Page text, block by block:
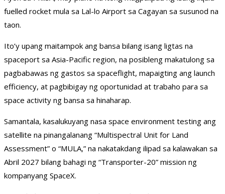
fuelled rocket mula sa Lal-lo Airport sa Cagayan sa susunod na
taon.
Ito’y upang maitampok ang bansa bilang isang ligtas na
spaceport sa Asia-Pacific region, na posibleng makatulong sa
pagbabawas ng gastos sa spaceflight, mapaigting ang launch
efficiency, at pagbibigay ng oportunidad at trabaho para sa
space activity ng bansa sa hinaharap.
Samantala, kasalukuyang nasa space environment testing ang
satellite na pinangalanang “Multispectral Unit for Land
Assessment” o “MULA,” na nakatakdang ilipad sa kalawakan sa
Abril 2027 bilang bahagi ng “Transporter-20” mission ng
kompanyang SpaceX.